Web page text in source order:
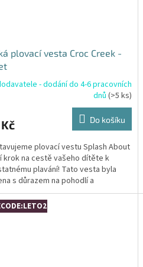
plovací vesta Croc Creek -
- dodání do 4-6 pracovních
dnů (>5 ks)
Do košíku
plovací vestu Splash About
krok na cestě vašeho dítěte k
plavání! Tato vesta byla
s důrazem na pohodlí a
což z ní dělá...